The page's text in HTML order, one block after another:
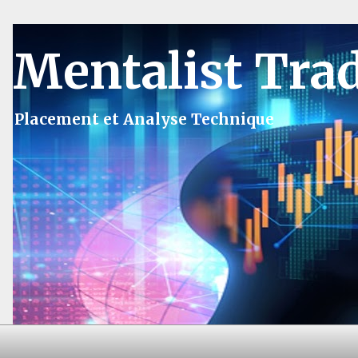
Mentalist
Placement et Analyse Technique